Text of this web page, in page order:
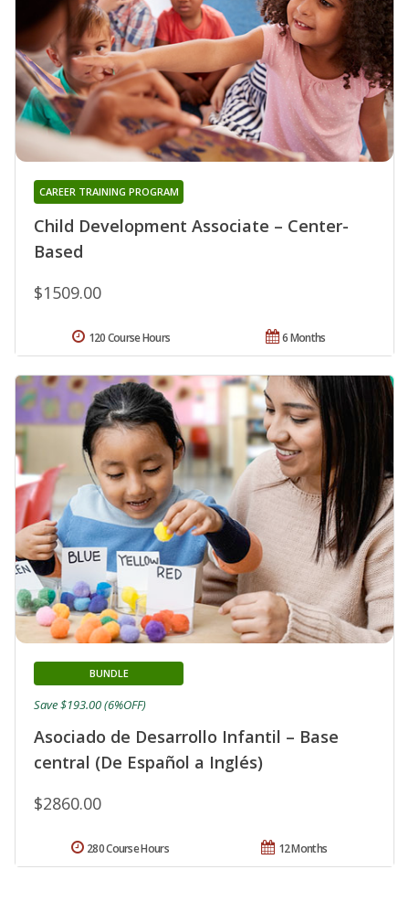
Child Development Associate – Center-
Based
CAREER TRAINING PROGRAM
$1509.00
6 Months
120 Course Hours
Asociado de Desarrollo Infantil – Base
central (De Español a Inglés)
BUNDLE
$2860.00
Save $193.00 (6%OFF)
12 Months
280 Course Hours